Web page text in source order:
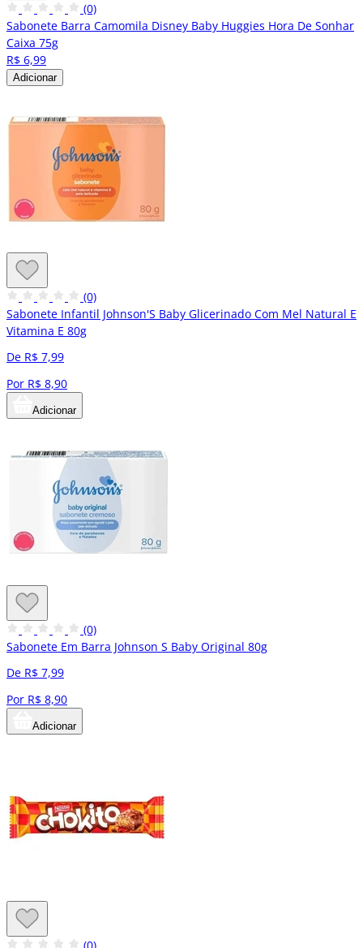
(0)
Sabonete Barra Camomila Disney Baby Huggies Hora De Sonhar
Caixa 75g
R$ 6,99
Adicionar
(0)
Sabonete Infantil Johnson'S Baby Glicerinado Com Mel Natural E
Vitamina E 80g
De R$ 7,99
Por R$ 8,90
Adicionar
(0)
Sabonete Em Barra Johnson S Baby Original 80g
De R$ 7,99
Por R$ 8,90
Adicionar